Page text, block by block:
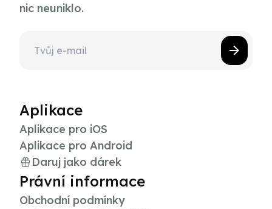
nic neuniklo.
Aplikace
Aplikace pro iOS
Aplikace pro Android
Daruj jako dárek
Právní informace
Obchodní podmínky